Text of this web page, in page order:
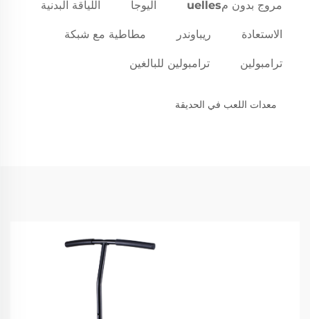
مروج بدون مuelles اليوجا اللياقة البدنية
الاستعادة ريباوندر مطاطية مع شبكة
ترامبولين ترامبولين للبالغين
معدات اللعب في الحديقة